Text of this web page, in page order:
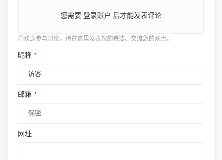
您需要 登录账户 后才能发表评论
◎欢迎参与讨论，请在这里发表您的看法、交流您的观点。
昵称 *
邮箱 *
网址